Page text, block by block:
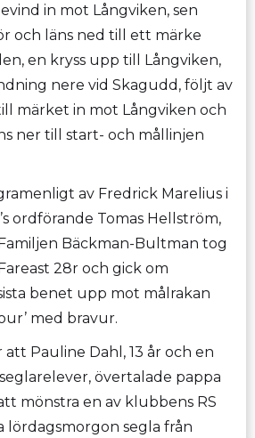
in mot Långviken, sen
och läns ned till ett märke
en kryss upp till Långviken,
nere vid Skagudd, följt av
märket in mot Långviken och
ner till start- och mållinjen
av Fredrick Marelius i
ordförande Tomas Hellström,
Bäckman-Bultman tog
28r och gick om
benet upp mot målrakan
med bravur.
Pauline Dahl, 13 år och en
övertalade pappa
mönstra en av klubbens RS
lördagsmorgon segla från